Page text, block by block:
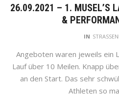
26.09.2021 – 1. MUSEL’S
&
IN
Angeboten waren jeweils ein
Lauf über 10 Meilen. Knapp
an den Start. Das sehr
Athleten so